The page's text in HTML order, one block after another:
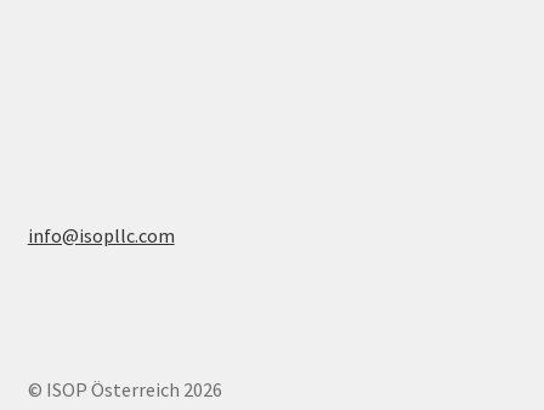
info@isopllc.com
© ISOP Österreich 2026